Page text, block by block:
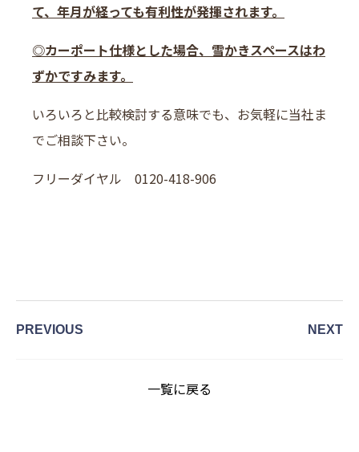
て、年月が経っても有利性が発揮されます。
◎カーポート仕様とした場合、雪かきスペースはわ
ずかですみます。
いろいろと比較検討する意味でも、お気軽に当社ま
でご相談下さい。
フリーダイヤル 0120-418-906
PREVIOUS
一覧に戻る
NEXT